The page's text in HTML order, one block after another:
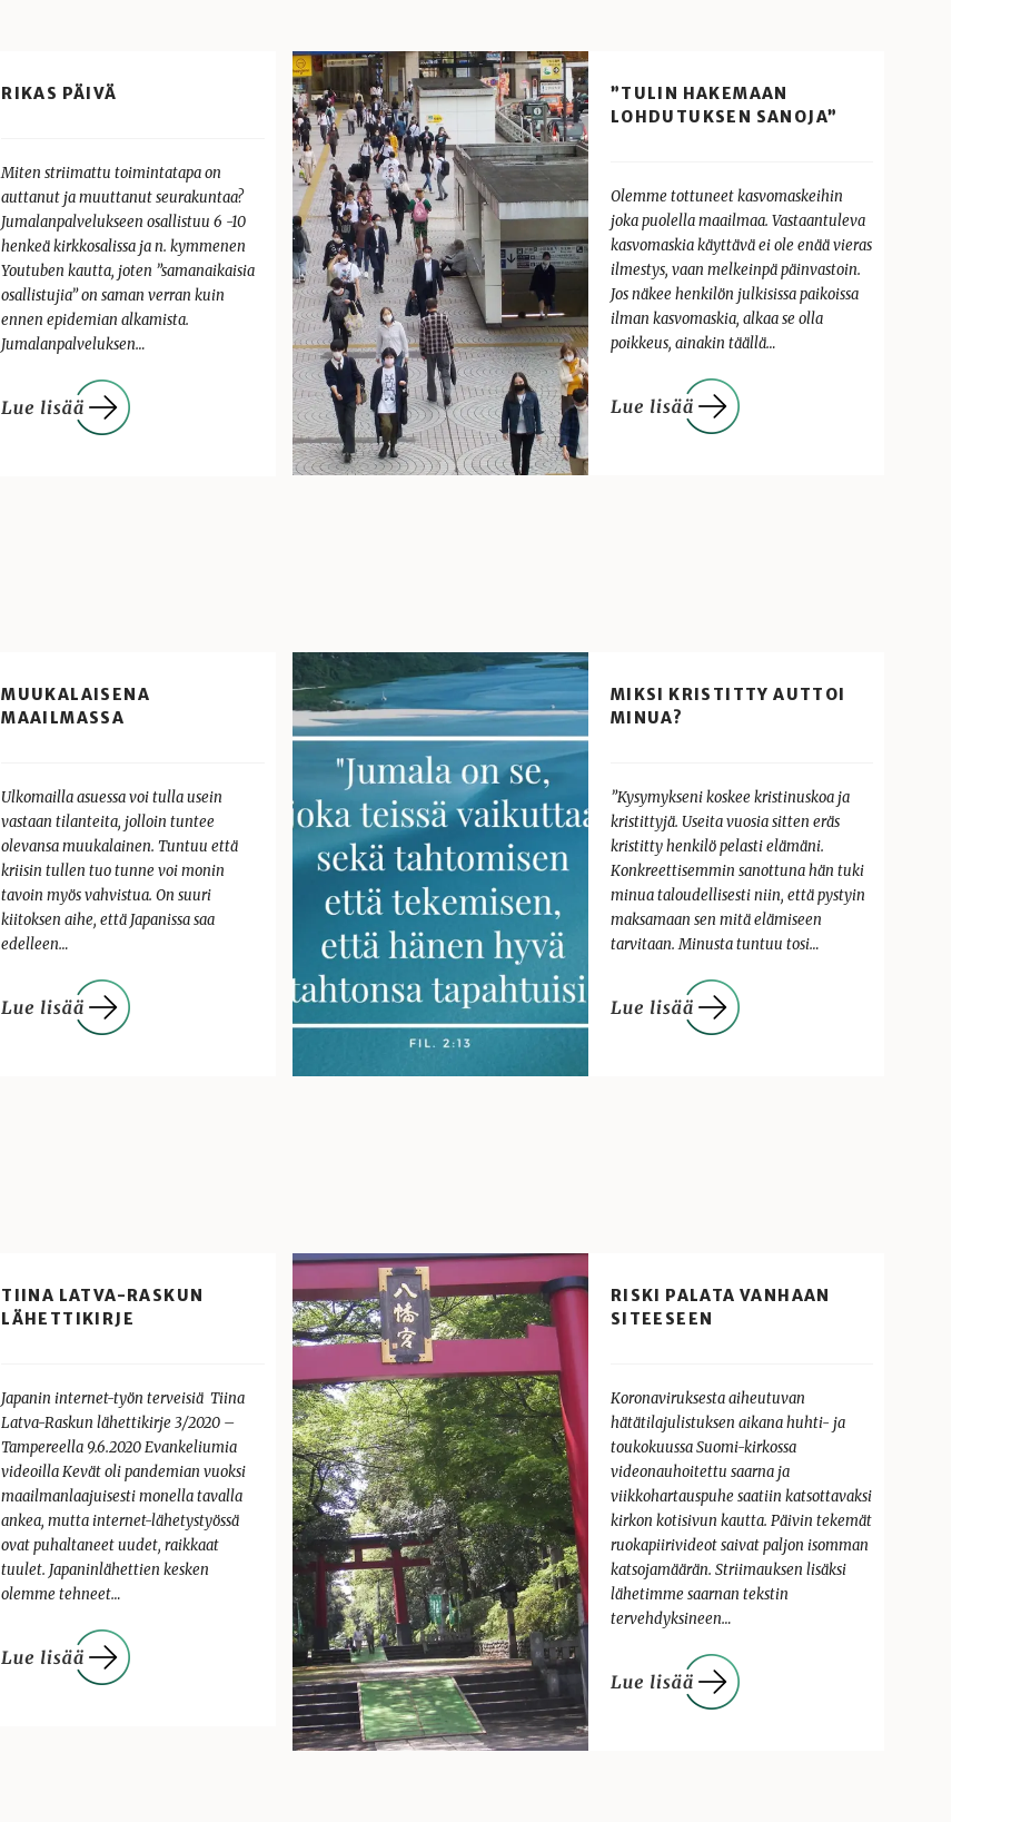
RIKAS PÄIVÄ
Miten striimattu toimintatapa on
auttanut ja muuttanut seurakuntaa?
Jumalanpalvelukseen osallistuu 6 -10
henkeä kirkkosalissa ja n. kymmenen
Youtuben kautta, joten ”samanaikaisia
osallistujia” on saman verran kuin
ennen epidemian alkamista.
Jumalanpalveluksen…
”TULIN HAKEMAAN
LOHDUTUKSEN SANOJA”
Olemme tottuneet kasvomaskeihin
joka puolella maailmaa. Vastaantuleva
kasvomaskia käyttävä ei ole enää vieras
ilmestys, vaan melkeinpä päinvastoin.
Jos näkee henkilön julkisissa paikoissa
ilman kasvomaskia, alkaa se olla
poikkeus, ainakin täällä…
MUUKALAISENA
MAAILMASSA
Ulkomailla asuessa voi tulla usein
vastaan tilanteita, jolloin tuntee
olevansa muukalainen. Tuntuu että
kriisin tullen tuo tunne voi monin
tavoin myös vahvistua. On suuri
kiitoksen aihe, että Japanissa saa
edelleen…
MIKSI KRISTITTY AUTTOI
MINUA?
”Kysymykseni koskee kristinuskoa ja
kristittyjä. Useita vuosia sitten eräs
kristitty henkilö pelasti elämäni.
Konkreettisemmin sanottuna hän tuki
minua taloudellisesti niin, että pystyin
maksamaan sen mitä elämiseen
tarvitaan. Minusta tuntuu tosi…
TIINA LATVA-RASKUN
LÄHETTIKIRJE
Japanin internet-työn terveisiä Tiina
Latva-Raskun lähettikirje 3/2020 –
Tampereella 9.6.2020 Evankeliumia
videoilla Kevät oli pandemian vuoksi
maailmanlaajuisesti monella tavalla
ankea, mutta internet-lähetystyössä
ovat puhaltaneet uudet, raikkaat
tuulet. Japaninlähettien kesken
olemme tehneet…
RISKI PALATA VANHAAN
SITEESEEN
Koronaviruksesta aiheutuvan
hätätilajulistuksen aikana huhti- ja
toukokuussa Suomi-kirkossa
videonauhoitettu saarna ja
viikkohartauspuhe saatiin katsottavaksi
kirkon kotisivun kautta. Päivin tekemät
ruokapiirivideot saivat paljon isomman
katsojamäärän. Striimauksen lisäksi
lähetimme saarnan tekstin
tervehdyksineen…